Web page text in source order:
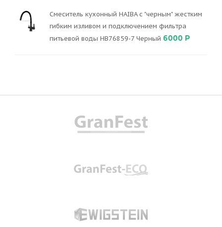
Смеситель кухонный HAIBA с "черным" жестким
гибким изливом и подключением фильтра
питьевой воды HB76859-7 Черный 6000 Р